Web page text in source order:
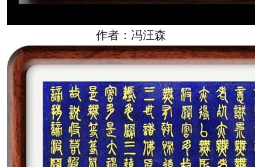
作者：冯汪森